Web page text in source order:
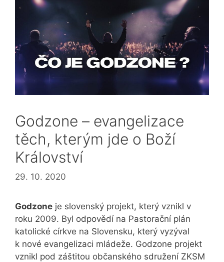
Godzone – evangelizace
těch, kterým jde o Boží
Království
29. 10. 2020
Godzone je slovenský projekt, který vznikl v
roku 2009. Byl odpovědí na Pastorační plán
katolické církve na Slovensku, který vyzýval
k nové evangelizaci mládeže. Godzone projekt
vznikl pod záštitou občanského sdružení ZKSM